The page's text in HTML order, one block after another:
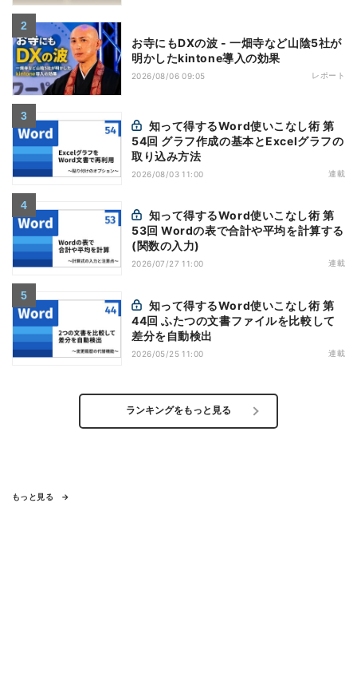
お寺にもDXの波 - 一畑寺など山陰5社が
明かしたkintone導入の効果
2026/08/06 09:05 レポート
54回 グラフ作成の基本とExcelグラフの
取り込み方法
2026/08/03 11:00 連載
53回 Wordの表で合計や平均を計算する
(関数の入力)
2026/07/27 11:00 連載
44回 ふたつの文書ファイルを比較して
差分を自動検出
2026/05/25 11:00 連載
ランキングをもっと見る
もっと見る